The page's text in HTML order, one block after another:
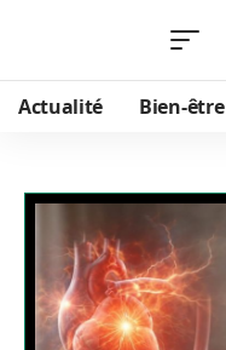
Actualité Bien-être